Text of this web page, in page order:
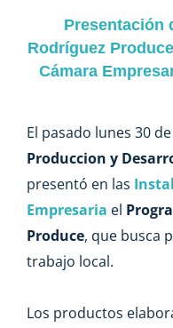
Presentación
Rodríguez
Cámara
El pasado lunes 30
Produccion y
presentó en las
Empresaria el
Produce, que busca
trabajo local.
Los productos